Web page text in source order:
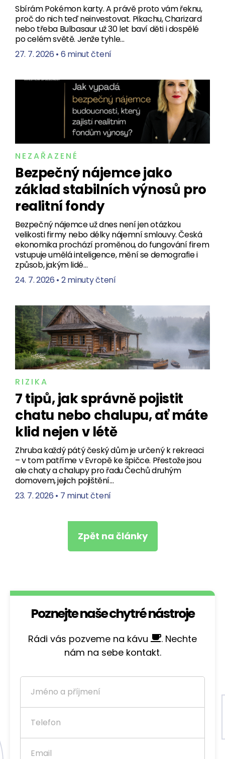
Sbírám Pokémon karty. A právě proto vám řeknu,
proč do nich teď neinvestovat. Pikachu, Charizard
nebo třeba Bulbasaur už 30 let baví děti i dospělé
po celém světě. Jenže tyhle…
27. 7. 2026 • 6 minut čtení
NEZAŘAZENÉ
Bezpečný nájemce jako
základ stabilních výnosů pro
realitní fondy
Bezpečný nájemce už dnes není jen otázkou
velikosti firmy nebo délky nájemní smlouvy. Česká
ekonomika prochází proměnou, do fungování firem
vstupuje umělá inteligence, mění se demografie i
způsob, jakým lidé…
24. 7. 2026 • 2 minuty čtení
RIZIKA
7 tipů, jak správně pojistit
chatu nebo chalupu, ať máte
klid nejen v létě
Zhruba každý pátý český dům je určený k rekreaci
– v tom patříme v Evropě ke špičce. Přestože jsou
ale chaty a chalupy pro řadu Čechů druhým
domovem, jejich pojištění…
23. 7. 2026 • 7 minut čtení
Zpět na články
Poznejte naše chytré nástroje
Rádi vás pozveme na kávu
. Nechte
nám na sebe kontakt.